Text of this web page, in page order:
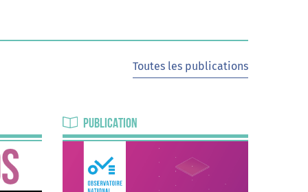
studieuse (Cédric Hugrée
disciplinaires et usages
Toutes les publications
PUBLICATION